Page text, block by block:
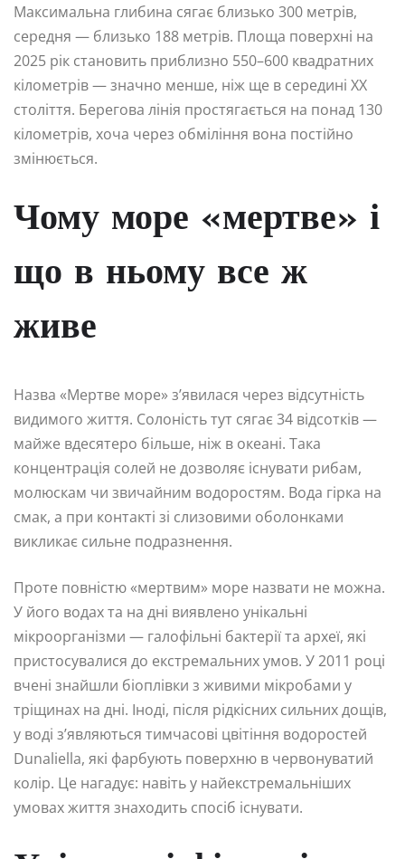
Максимальна глибина сягає близько 300 метрів,
середня — близько 188 метрів. Площа поверхні на
2025 рік становить приблизно 550–600 квадратних
кілометрів — значно менше, ніж ще в середині XX
століття. Берегова лінія простягається на понад 130
кілометрів, хоча через обміління вона постійно
змінюється.
Чому море «мертве» і
що в ньому все ж
живе
Назва «Мертве море» з’явилася через відсутність
видимого життя. Солоність тут сягає 34 відсотків —
майже вдесятеро більше, ніж в океані. Така
концентрація солей не дозволяє існувати рибам,
молюскам чи звичайним водоростям. Вода гірка на
смак, а при контакті зі слизовими оболонками
викликає сильне подразнення.
Проте повністю «мертвим» море назвати не можна.
У його водах та на дні виявлено унікальні
мікроорганізми — галофільні бактерії та археї, які
пристосувалися до екстремальних умов. У 2011 році
вчені знайшли біоплівки з живими мікробами у
тріщинах на дні. Іноді, після рідкісних сильних дощів,
у воді з’являються тимчасові цвітіння водоростей
Dunaliella, які фарбують поверхню в червонуватий
колір. Це нагадує: навіть у найекстремальніших
умовах життя знаходить спосіб існувати.